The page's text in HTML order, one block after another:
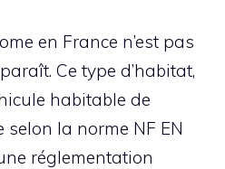
en France n’est pas
Ce type d’habitat,
habitable de
la norme NF EN
réglementation